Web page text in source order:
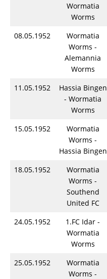
Wormatia
Worms
08.05.1952
Wormatia
Worms -
Alemannia
Worms
11.05.1952
Hassia Bingen
- Wormatia
Worms
15.05.1952
Wormatia
Worms -
Hassia Bingen
18.05.1952
Wormatia
Worms -
Southend
United FC
24.05.1952
1.FC Idar -
Wormatia
Worms
25.05.1952
Wormatia
Worms -